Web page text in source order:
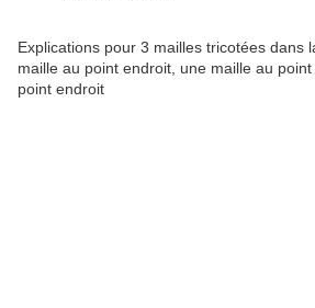
Explications pour 3 mailles tricotées dans
maille au point endroit, une maille au
point endroit